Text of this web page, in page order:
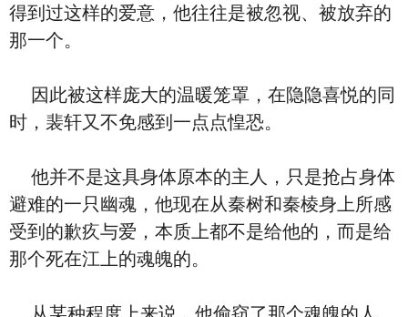
得到过这样的爱意，他往往是被忽视、被放弃的
那一个。
因此被这样庞大的温暖笼罩，在隐隐喜悦的同
时，裴轩又不免感到一点点惶恐。
他并不是这具身体原本的主人，只是抢占身体
避难的一只幽魂，他现在从秦树和秦棱身上所感
受到的歉疚与爱，本质上都不是给他的，而是给
那个死在江上的魂魄的。